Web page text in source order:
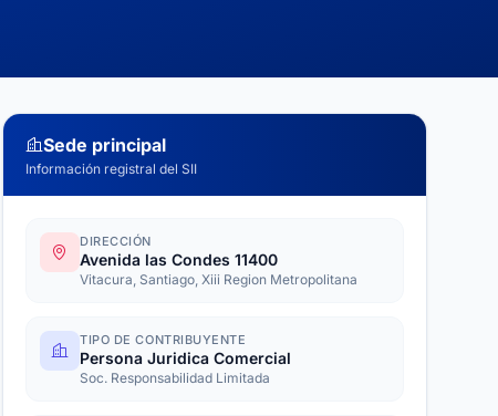
Sede principal
Información registral del SII
DIRECCIÓN
Avenida las Condes 11400
Vitacura, Santiago, Xiii Region Metropolitana
TIPO DE CONTRIBUYENTE
Persona Juridica Comercial
Soc. Responsabilidad Limitada